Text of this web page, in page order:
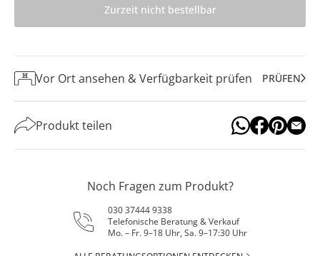
Zurzeit nicht bestellbar
Vor Ort ansehen & Verfügbarkeit prüfen PRÜFEN
Produkt teilen
Noch Fragen zum Produkt?
030 37444 9338
Telefonische Beratung & Verkauf
Mo. – Fr. 9–18 Uhr, Sa. 9–17:30 Uhr